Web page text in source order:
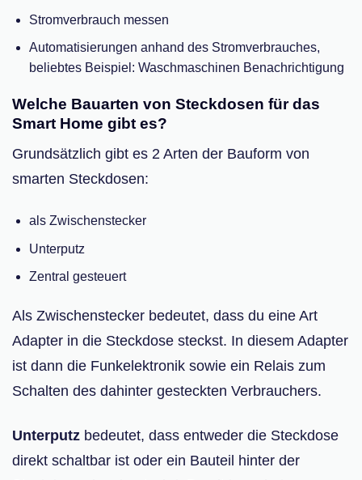
Stromverbrauch messen
Automatisierungen anhand des Stromverbrauches,
beliebtes Beispiel: Waschmaschinen Benachrichtigung
Welche Bauarten von Steckdosen für das
Smart Home gibt es?
Grundsätzlich gibt es 2 Arten der Bauform von
smarten Steckdosen:
als Zwischenstecker
Unterputz
Zentral gesteuert
Als Zwischenstecker bedeutet, dass du eine Art
Adapter in die Steckdose steckst. In diesem Adapter
ist dann die Funkelektronik sowie ein Relais zum
Schalten des dahinter gesteckten Verbrauchers.
Unterputz bedeutet, dass entweder die Steckdose
direkt schaltbar ist oder ein Bauteil hinter der